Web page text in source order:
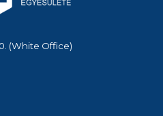
(White Office)